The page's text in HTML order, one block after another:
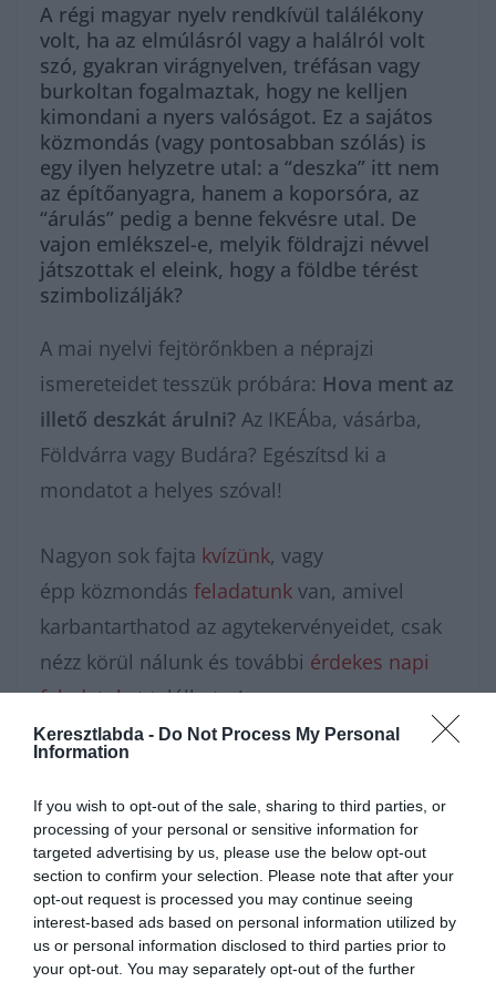
Keresztlabda - Do Not Process My Personal
Information
If you wish to opt-out of the sale, sharing to third parties, or
processing of your personal or sensitive information for
targeted advertising by us, please use the below opt-out
section to confirm your selection. Please note that after your
opt-out request is processed you may continue seeing
interest-based ads based on personal information utilized by
us or personal information disclosed to third parties prior to
your opt-out. You may separately opt-out of the further
A régi magyar nyelv rendkívül találékony
volt, ha az elmúlásról vagy a halálról volt
szó, gyakran virágnyelven, tréfásan vagy
burkoltan fogalmaztak, hogy ne kelljen
kimondani a nyers valóságot. Ez a sajátos
közmondás (vagy pontosabban szólás) is
egy ilyen helyzetre utal: a “deszka” itt nem
az építőanyagra, hanem a koporsóra, az
“árulás” pedig a benne fekvésre utal. De
vajon emlékszel-e, melyik földrajzi névvel
játszottak el eleink, hogy a földbe térést
szimbolizálják?
A mai nyelvi fejtörőnkben a néprajzi
ismereteidet tesszük próbára: Hova ment az
illető deszkát árulni? Az IKEÁba, vásárba,
Földvárra vagy Budára? Egészítsd ki a
mondatot a helyes szóval!
Nagyon sok fajta kvízünk, vagy
épp közmondás feladatunk van, amivel
karbantarthatod az agytekervényeidet, csak
nézz körül nálunk és további érdekes napi
feladatokat találhatsz!